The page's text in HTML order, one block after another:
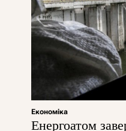
Економіка
Енергоатом